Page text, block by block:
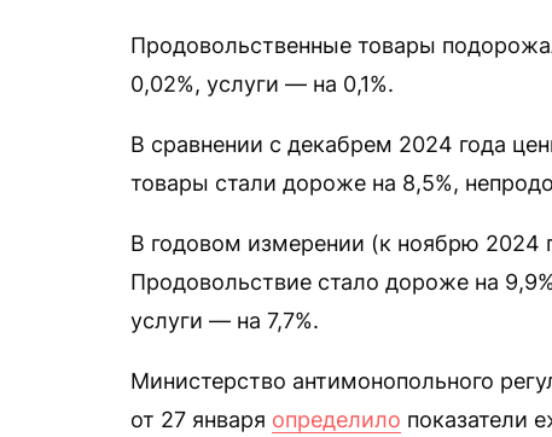
Продовольственные товары
0,02%, услуги — на 0,1%.
В сравнении с декабрем 2024 года
товары стали дороже на 8,5%,
В годовом измерении (к ноябрю 2024
Продовольствие стало дороже на
услуги — на 7,7%.
Министерство антимонопольного
от 27 января определило показатели